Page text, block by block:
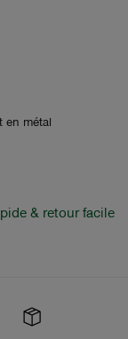
en métal
& retour facile